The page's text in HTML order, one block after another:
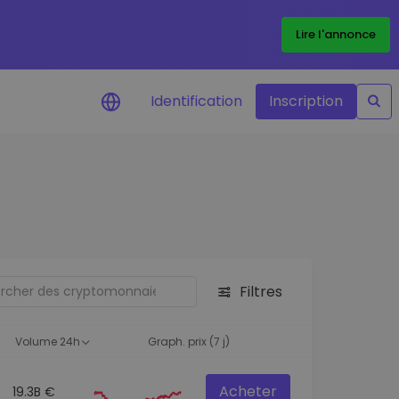
Lire l'annonce
d'investissement
Des informations pertinentes pour
Identification Inscription
Filtres
Volume 24h Graph. prix (7 j)
19.3B € Acheter